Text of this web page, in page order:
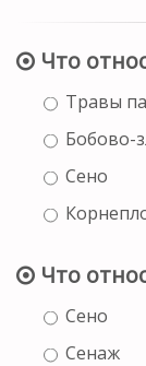
Что
Травы
Бобово-
Сено
Что
Сено
Сенаж